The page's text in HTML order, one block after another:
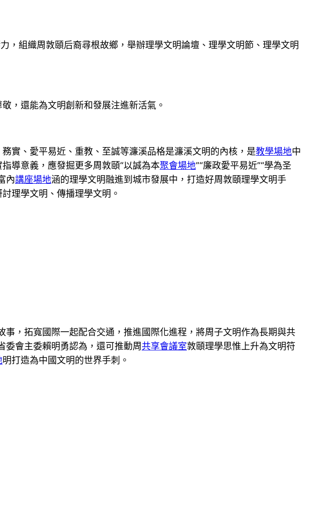
，組織周敦頤后裔尋根故鄉，舉辦理學文明論壇、理學文明節、理學文明
，還能為文明創新和發展注進新活氣。
實、愛平易近、重教、至誠等濂溪品格是濂溪文明的內核，是教學場地中
導意義，應發掘更多周敦頤“以誠為本聚會場地”“廉政愛平易近”“學為圣
內講座場地涵的理學文明融進到城市發展中，打造好周敦頤理學文明手
理學文明、傳播理學文明。
事，拓寬國際一起配合交通，推進國際化進程，將周子文明作為長期與共
委會主委賴明勇認為，還可推動周共享會議室敦頤理學思惟上升為文明符
明打造為中國文明的世界手刺。